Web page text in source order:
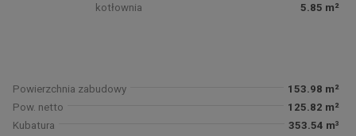
kotłownia
5.85 m²
Powierzchnia zabudowy
153.98 m²
Pow. netto
125.82 m²
Kubatura
353.54 m³